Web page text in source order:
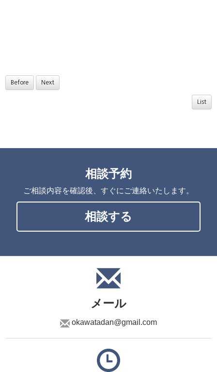
Before Next
List
相談予約
ご相談内容を確認後、すぐにご連絡いたします。
相談する
メール
okawatadan@gmail.com